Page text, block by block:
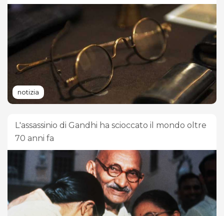
notizia
L'assassinio di Gandhi ha scioccato il mondo oltre
70 anni fa